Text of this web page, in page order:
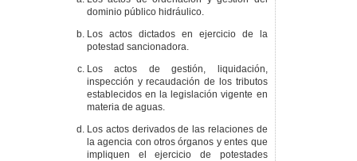
dominio público hidráulico.
Los actos dictados en ejercicio de la
potestad sancionadora.
Los actos de gestión, liquidación,
inspección y recaudación de los tributos
establecidos en la legislación vigente en
materia de aguas.
Los actos derivados de las relaciones de
la agencia con otros órganos y entes que
impliquen el ejercicio de potestades